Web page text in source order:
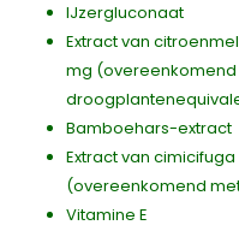
IJzergluconaat
Extract van
mg (overeenkomend
Bamboehars-extract
Extract van
(overeenkomend
Vitamine E